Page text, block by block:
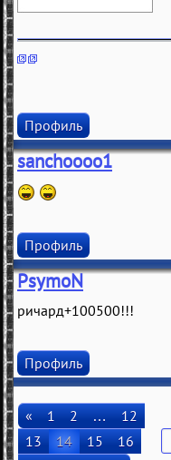
Профиль
sanchoooo1
Профиль
PsymoN
ричард+100500!!!
Профиль
« 1 2 …
12
13
14 15
16